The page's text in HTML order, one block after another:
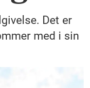
Det er
med i sin